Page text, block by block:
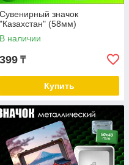
Сувенирный значок
"Казахстан" (58мм)
В наличии
399 ₸
Купить